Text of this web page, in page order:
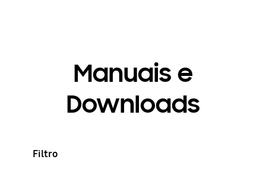
Manuais e
Downloads
Filtro